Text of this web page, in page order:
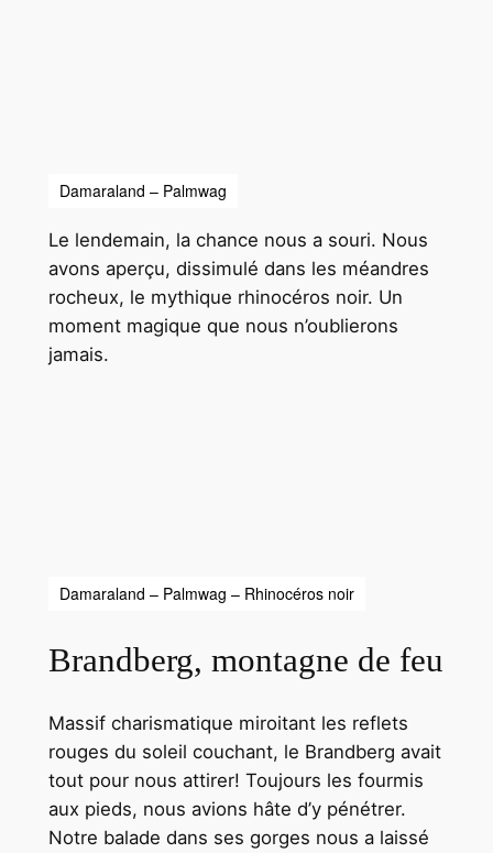
Damaraland – Palmwag
Le lendemain, la chance nous a souri. Nous
avons aperçu, dissimulé dans les méandres
rocheux, le mythique rhinocéros noir. Un
moment magique que nous n’oublierons
jamais.
Damaraland – Palmwag – Rhinocéros noir
Brandberg, montagne de feu
Massif charismatique miroitant les reflets
rouges du soleil couchant, le Brandberg avait
tout pour nous attirer! Toujours les fourmis
aux pieds, nous avions hâte d’y pénétrer.
Notre balade dans ses gorges nous a laissé